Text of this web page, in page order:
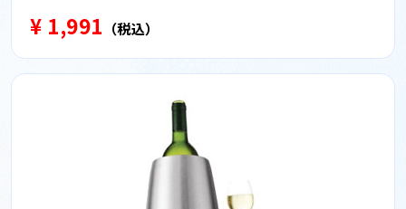
¥ 1,991 （税込）